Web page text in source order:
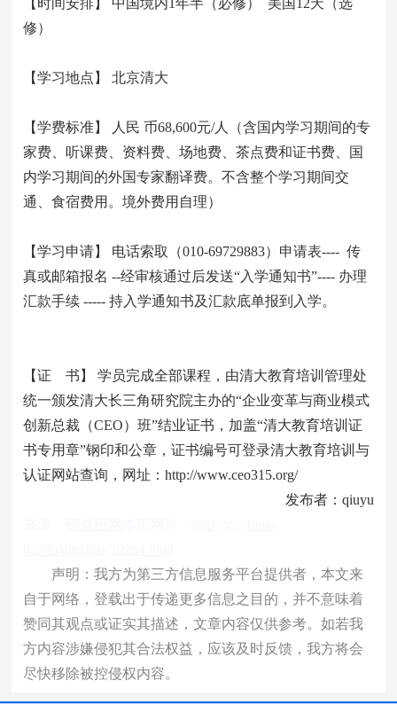
【时间安排】 中国境内1年半（必修） 美国12天（选
修）
【学习地点】 北京清大
【学费标准】 人民 币68,600元/人（含国内学习期间的专
家费、听课费、资料费、场地费、茶点费和证书费、国
内学习期间的外国专家翻译费。不含整个学习期间交
通、食宿费用。境外费用自理）
【学习申请】 电话索取（010-69729883）申请表---- 传
真或邮箱报名 --经审核通过后发送“入学通知书”---- 办理
汇款手续 ----- 持入学通知书及汇款底单报到入学。
【证 书】 学员完成全部课程，由清大教育培训管理处
统一颁发清大长三角研究院主办的“企业变革与商业模式
创新总裁（CEO）班”结业证书，加盖“清大教育培训证
书专用章”钢印和公章，证书编号可登录清大教育培训与
认证网站查询，网址：http://www.ceo315.org/
发布者：qiuyu
声明：我方为第三方信息服务平台提供者，本文来
自于网络，登载出于传递更多信息之目的，并不意味着
赞同其观点或证实其描述，文章内容仅供参考。如若我
方内容涉嫌侵犯其合法权益，应该及时反馈，我方将会
尽快移除被控侵权内容。